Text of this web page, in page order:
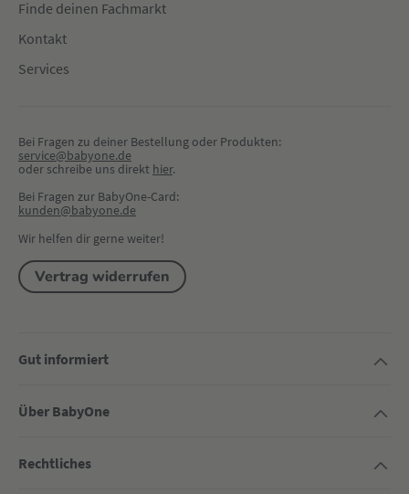
Finde deinen Fachmarkt
Kontakt
Services
Bei Fragen zu deiner Bestellung oder Produkten:
service@babyone.de
oder schreibe uns direkt hier.
Bei Fragen zur BabyOne-Card:
kunden@babyone.de
Wir helfen dir gerne weiter!
Vertrag widerrufen
Gut informiert
Über BabyOne
Rechtliches